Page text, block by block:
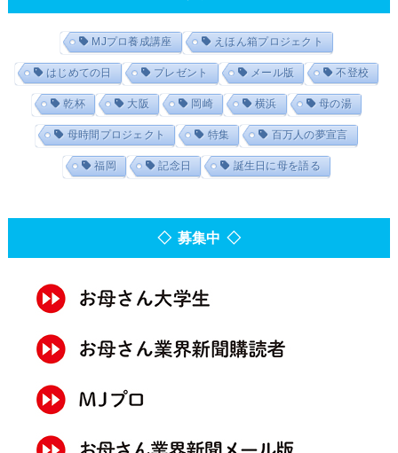
MJプロ養成講座 えほん箱プロジェクト
はじめての日 プレゼント メール版 不登校
乾杯 大阪 岡崎 横浜 母の湯
母時間プロジェクト 特集 百万人の夢宣言
福岡 記念日 誕生日に母を語る
◇ 募集中 ◇